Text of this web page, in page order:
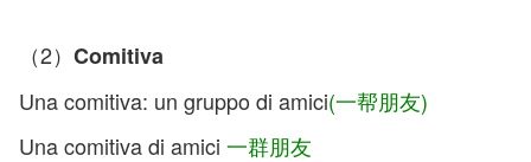
（2） Comitiva
Una comitiva: un gruppo di amici(一帮朋友)
Una comitiva di amici 一群朋友